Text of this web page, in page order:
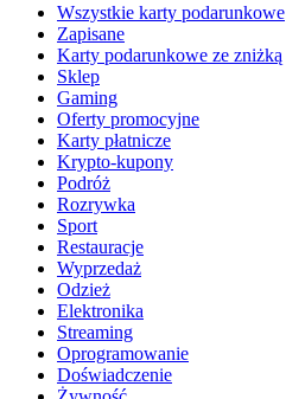
Wszystkie karty podarunkowe
Zapisane
Karty podarunkowe ze zniżką
Sklep
Gaming
Oferty promocyjne
Karty płatnicze
Krypto-kupony
Podróż
Rozrywka
Sport
Restauracje
Wyprzedaż
Odzież
Elektronika
Streaming
Oprogramowanie
Doświadczenie